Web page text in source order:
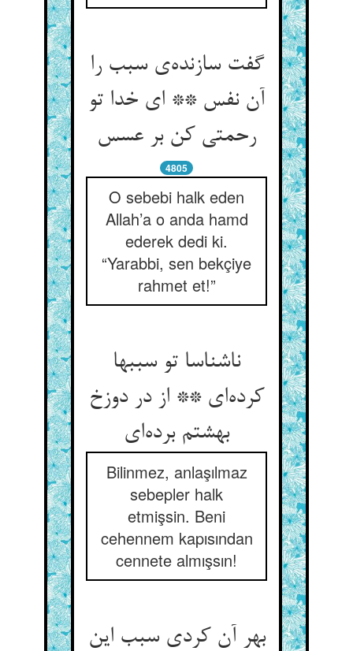
گفت سازنده‌ی سبب را
آن نفس ** ای خدا تو
رحمتی کن بر عسس
4805
O sebebi halk eden
Allah’a o anda hamd
ederek dedi ki.
“Yarabbi, sen bekçiye
rahmet et!”
ناشناسا تو سببها
کرده‌ای ** از در دوزخ
بهشتم برده‌ای
Bilinmez, anlaşılmaz
sebepler halk
etmişsin. Beni
cehennem kapısından
cennete almışsın!
بهر آن کردی سبب این